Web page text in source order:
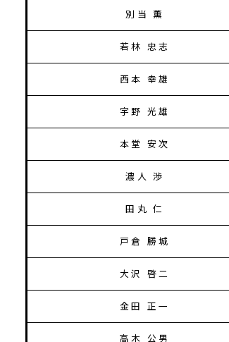
別当 薫
若林 忠志
西本 幸雄
宇野 光雄
本堂 安次
濃人 渉
田丸 仁
戸倉 勝城
大沢 啓二
金田 正一
高木 公男